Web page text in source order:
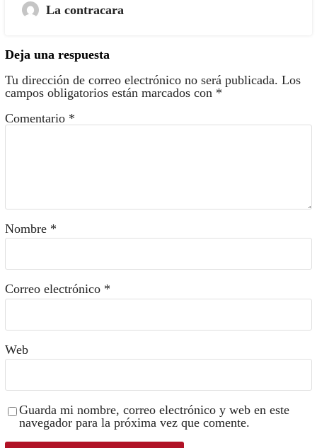
La contracara
Deja una respuesta
Tu dirección de correo electrónico no será publicada. Los
campos obligatorios están marcados con *
Comentario *
Nombre *
Correo electrónico *
Web
Guarda mi nombre, correo electrónico y web en este
navegador para la próxima vez que comente.